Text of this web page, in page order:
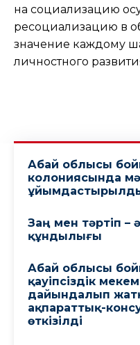
на социализацию
ресоциализацию в
значение каждому
личностного
Абай облысы
колониясында
Заң мен тәртіп –
құндылығы
Абай облысы
қауіпсіздік
дайындалып
ақпараттық-
өткізілді